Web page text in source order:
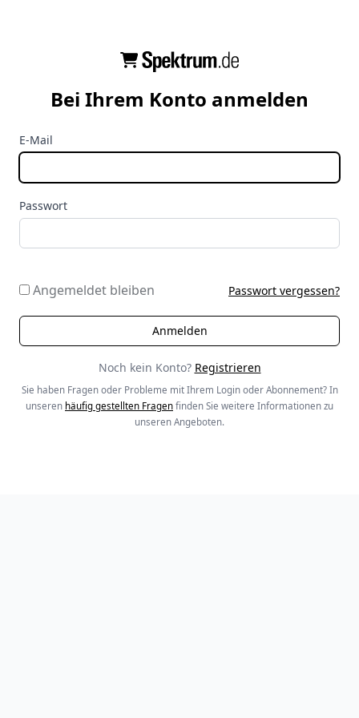
Bei Ihrem Konto anmelden
E-Mail
Passwort
Angemeldet bleiben Passwort vergessen?
Noch kein Konto? Registrieren
Sie haben Fragen oder Probleme mit Ihrem Login oder Abonnement? In
unseren häufig gestellten Fragen finden Sie weitere Informationen zu
unseren Angeboten.